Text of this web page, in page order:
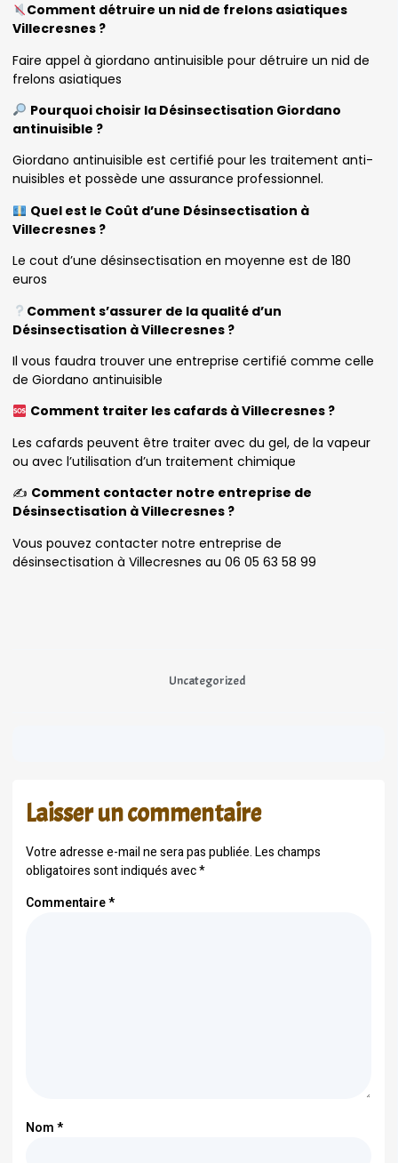
Comment détruire un nid de frelons asiatiques
Villecresnes ?
Faire appel à giordano antinuisible pour détruire un nid de
frelons asiatiques
Pourquoi choisir la Désinsectisation Giordano
antinuisible ?
Giordano antinuisible est certifié pour les traitement anti-
nuisibles et possède une assurance professionnel.
Quel est le Coût d’une Désinsectisation à
Villecresnes ?
Le cout d’une désinsectisation en moyenne est de 180
euros
Comment s’assurer de la qualité d’un
Désinsectisation à Villecresnes ?
Il vous faudra trouver une entreprise certifié comme celle
de Giordano antinuisible
Comment traiter les cafards à Villecresnes ?
Les cafards peuvent être traiter avec du gel, de la vapeur
ou avec l’utilisation d’un traitement chimique
✍️ Comment contacter notre entreprise de
Désinsectisation à Villecresnes ?
Vous pouvez contacter notre entreprise de
désinsectisation à Villecresnes au 06 05 63 58 99
Uncategorized
Laisser un commentaire
Votre adresse e-mail ne sera pas publiée.Les champs
obligatoires sont indiqués avec*
Commentaire*
Nom*